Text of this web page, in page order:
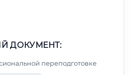
ДОКУМЕНТ:
переподготовке